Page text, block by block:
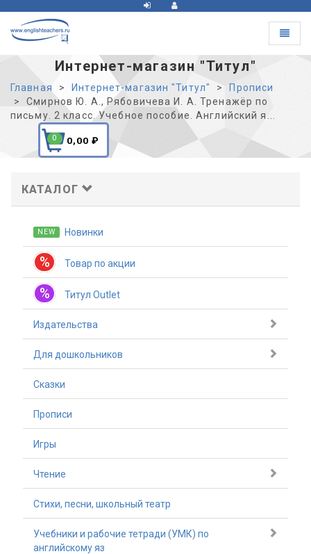
Toggle
Интернет-магазин "Титул"
Главная Интернет-магазин "Титул"
Прописи
Смирнов Ю. А., Рябовичева И. А. Тренажёр по
письму. 2 класс. Учебное пособие. Английский я...
0 0,00 ₽
КАТАЛОГ
NEW Новинки
% Товар по акции
% Титул Outlet
Издательства
Для дошкольников
Сказки
Прописи
Игры
Чтение
Стихи, песни, школьный театр
Учебники и рабочие тетради (УМК) по
английскому яз